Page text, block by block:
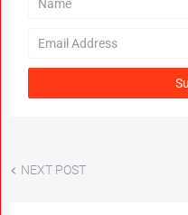
NEXT POST